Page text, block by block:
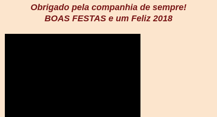
Obrigado pela companhia de sempre!
BOAS FESTAS e um Feliz 2018